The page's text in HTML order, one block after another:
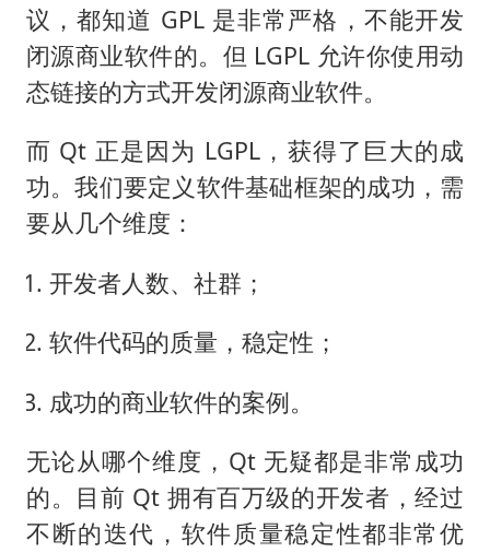
议，都知道 GPL 是非常严格，不能开发
闭源商业软件的。但 LGPL 允许你使用动
态链接的方式开发闭源商业软件。
而 Qt 正是因为 LGPL，获得了巨大的成
功。我们要定义软件基础框架的成功，需
要从几个维度：
开发者人数、社群；
软件代码的质量，稳定性；
成功的商业软件的案例。
无论从哪个维度，Qt 无疑都是非常成功
的。目前 Qt 拥有百万级的开发者，经过
不断的迭代，软件质量稳定性都非常优